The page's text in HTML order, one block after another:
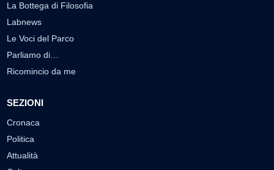
La Bottega di Filosofia
Labnews
Le Voci del Parco
Parliamo di…
Ricomincio da me
SEZIONI
Cronaca
Politica
Attualità